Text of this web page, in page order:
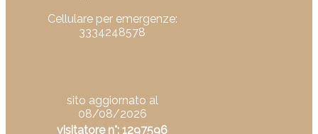
Cellulare per emergenze:
3334248578
sito aggiornato al
08/08/2026
visitatore n°: 1297596